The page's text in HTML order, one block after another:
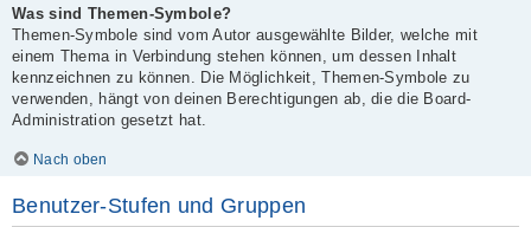
Was sind Themen-Symbole?
Themen-Symbole sind vom Autor ausgewählte Bilder, welche mit
einem Thema in Verbindung stehen können, um dessen Inhalt
kennzeichnen zu können. Die Möglichkeit, Themen-Symbole zu
verwenden, hängt von deinen Berechtigungen ab, die die Board-
Administration gesetzt hat.
Nach oben
Benutzer-Stufen und Gruppen